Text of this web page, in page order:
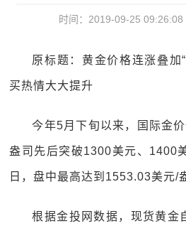
时间：2019-09-25 09:26:08
原标题：黄金价格连涨叠加
买热情大大提升
今年5月下旬以来，国际金
盎司先后突破1300美元、1400
日，盘中最高达到1553.03美元/
根据金投网数据，现货黄金